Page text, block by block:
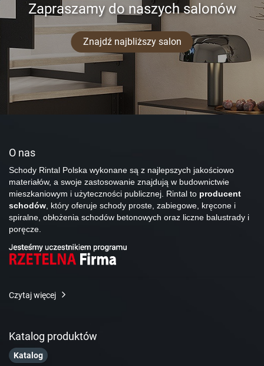
Zapraszamy do naszych salonów
Znajdź najbliższy salon
O nas
Schody Rintal Polska wykonane są z najlepszych jakościowo
materiałów, a swoje zastosowanie znajdują w budownictwie
mieszkaniowym i użyteczności publicznej. Rintal to producent
schodów, który oferuje schody proste, zabiegowe, kręcone i
spiralne, obłożenia schodów betonowych oraz liczne balustrady i
poręcze.
Czytaj więcej
Katalog produktów
Katalog